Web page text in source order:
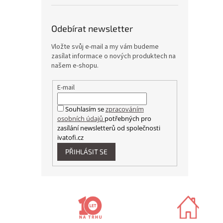
Odebírat newsletter
Vložte svůj e-mail a my vám budeme
zasílat informace o nových produktech na
našem e-shopu.
E-mail
Souhlasím sezpracováním
osobních údajů potřebných pro
zasílání newsletterů od společnosti
ivatofi.cz
PŘIHLÁSIT SE